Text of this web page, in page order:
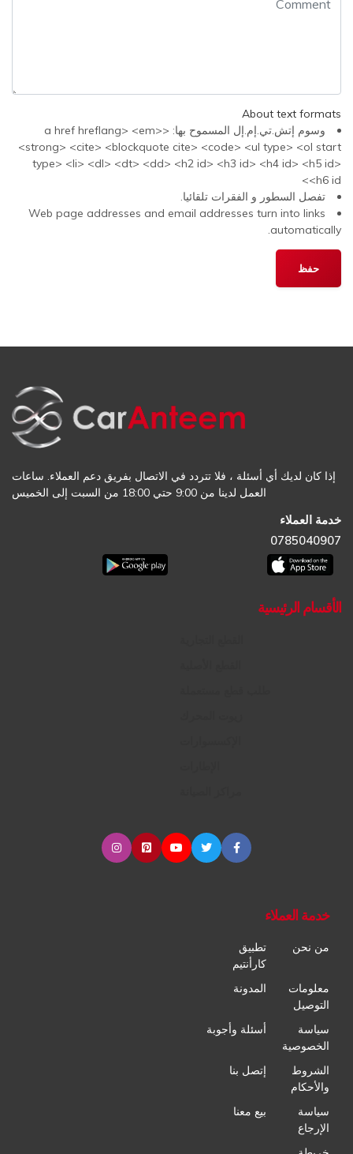
About text formats
وسوم إتش.تي.إم.إل المسموح بها: <a href hreflang> <em>
<strong> <cite> <blockquote cite> <code> <ul type> <ol start
type> <li> <dl> <dt> <dd> <h2 id> <h3 id> <h4 id> <h5 id>
<h6 id>
تفصل السطور و الفقرات تلقائيا.
Web page addresses and email addresses turn into links
automatically.
إذا كان لديك أي أسئلة ، فلا تتردد في الاتصال بفريق دعم العملاء. ساعات
العمل لدينا من 9:00 حتي 18:00 من السبت إلى الخميس
خدمة العملاء
0785040907
الأقسام الرئيسية
خدمة العملاء
من نحن
تطبيق
كارأنتيم
معلومات
التوصيل
المدونة
سياسة
الخصوصية
أسئلة وأجوبة
الشروط
والأحكام
إتصل بنا
سياسة
الإرجاع
بيع معنا